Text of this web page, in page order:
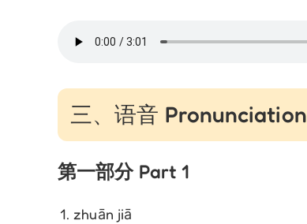
三、语音 Pronunciation
第一部分Part 1
zhuān jiā